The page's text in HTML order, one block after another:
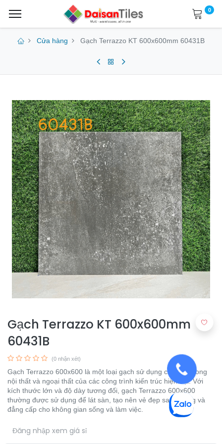
0
Cửa hàng Gạch Terrazzo KT 600x600mm 60431B
Gạch Terrazzo KT 600x600mm
60431B
(0 nhận xét)
Gạch Terrazzo 600x600 là một loại gạch sử dụng chủ yếu trong
nội thất và ngoại thất của các công trình kiến trúc hiện đại. Với
kích thước lớn và độ dày tương đối, gạch Terrazzo 600x600
thường được sử dụng để lát sàn, tạo nên vẻ đẹp sang trọng và
đẳng cấp cho không gian sống và làm việc.
Đăng nhập xem giá sỉ